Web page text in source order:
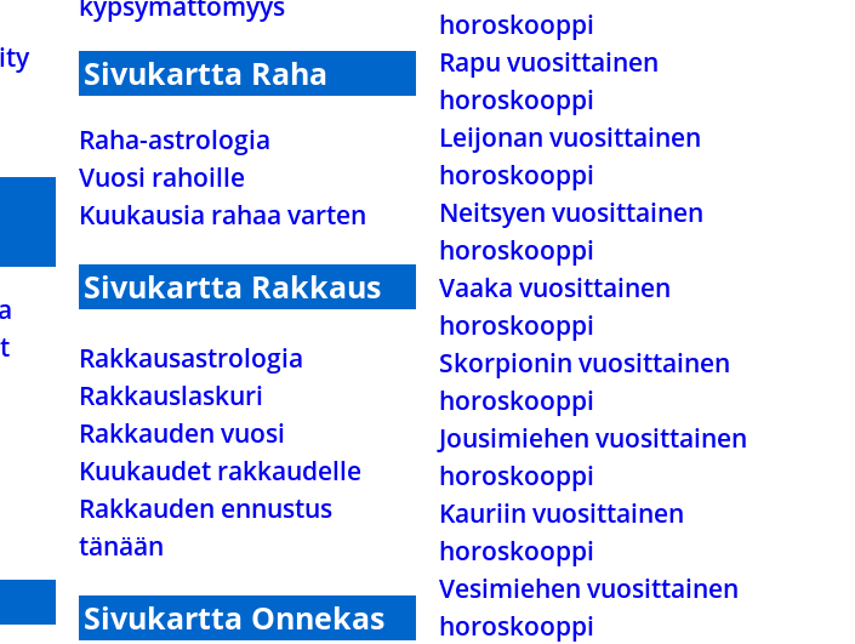
Sivukartta Raha
Raha-astrologia
Vuosi rahoille
Kuukausia rahaa varten
Sivukartta Rakkaus
Rakkausastrologia
Rakkauslaskuri
Rakkauden vuosi
Kuukaudet rakkaudelle
Rakkauden ennustus
tänään
Sivukartta Onnekas
horoskooppi
Rapu vuosittainen
horoskooppi
Leijonan vuosittainen
horoskooppi
Neitsyen vuosittainen
horoskooppi
Vaaka vuosittainen
horoskooppi
Skorpionin vuosittainen
horoskooppi
Jousimiehen vuosittainen
horoskooppi
Kauriin vuosittainen
horoskooppi
Vesimiehen vuosittainen
horoskooppi